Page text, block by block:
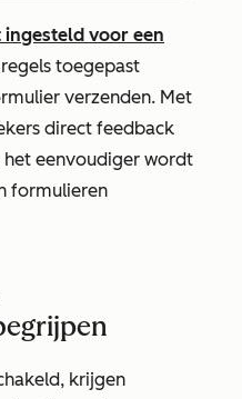
voor een
toegepast
verzenden. Met
direct feedback
eenvoudiger wordt
formulieren
krijgen